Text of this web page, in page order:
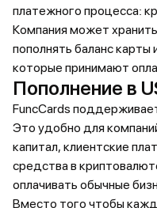
платежного процесса:
Компания может
пополнять баланс
которые принимают
Пополнение в
FuncCards
Это удобно для
капитал, клиентские
средства в
оплачивать обычные
Вместо того чтобы